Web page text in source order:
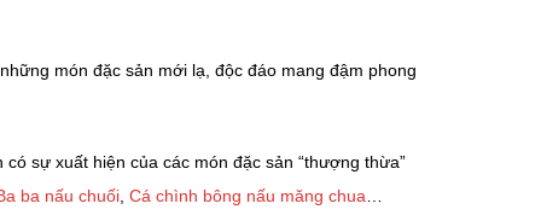
món đặc sản mới lạ, độc đáo mang đậm phong
sự xuất hiện của các món đặc sản “thượng thừa”
ba nấu chuối Cá chình bông nấu măng chua